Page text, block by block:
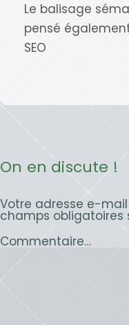
Le balisage
pensé
SEO
On en discute !
Votre adresse e-
champs obligatoires
Commentaire…